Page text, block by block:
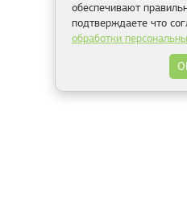
обеспечивают
подтверждаете что
обработки